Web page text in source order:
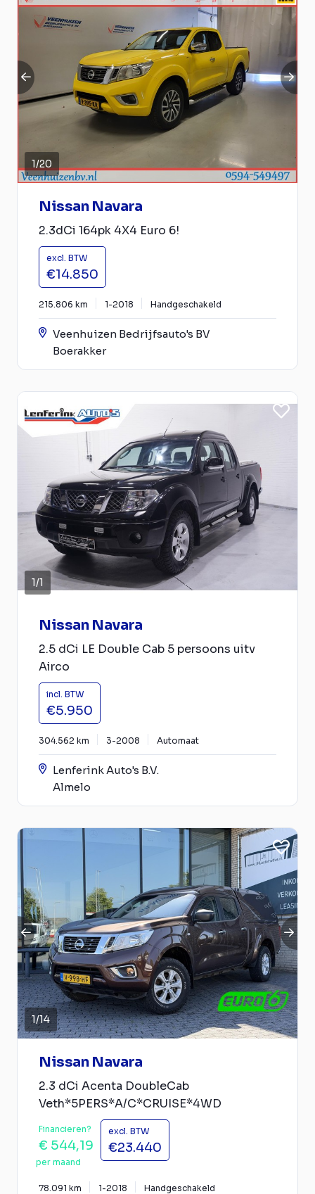
1/20
Nissan Navara
2.3dCi 164pk 4X4 Euro 6!
excl. BTW
€14.850
215.806 km 1-2018 Handgeschakeld
Veenhuizen Bedrijfsauto's BV
Boerakker
1/1
Nissan Navara
2.5 dCi LE Double Cab 5 persoons uitv
Airco
incl. BTW
€5.950
304.562 km 3-2008 Automaat
Lenferink Auto's B.V.
Almelo
1/14
Nissan Navara
2.3 dCi Acenta DoubleCab
Veth*5PERS*A/C*CRUISE*4WD
Financieren?
€ 544,19
per maand
excl. BTW
€23.440
78.091 km 1-2018 Handgeschakeld